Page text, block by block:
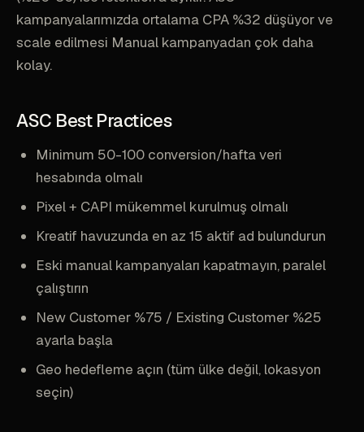
kampanyalarımızda ortalama CPA %32 düşüyor ve
scale edilmesi Manual kampanyadan çok daha
kolay.
ASC Best Practices
Minimum 50-100 conversion/hafta veri
hesabında olmalı
Pixel + CAPI mükemmel kurulmuş olmalı
Kreatif havuzunda en az 15 aktif ad bulundurun
Eski manual kampanyaları kapatmayın, paralel
çalıştırın
New Customer %75 / Existing Customer %25
ayarla başla
Geo hedefleme açın (tüm ülke değil, lokasyon
seçin)